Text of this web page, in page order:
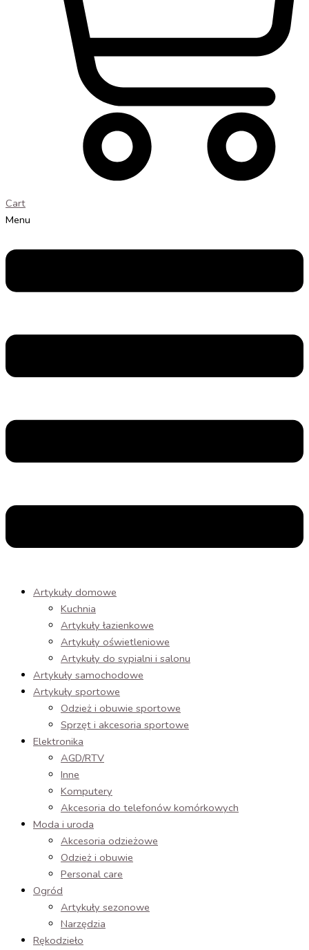
Cart
Menu
Artykuły domowe
Kuchnia
Artykuły łazienkowe
Artykuły oświetleniowe
Artykuły do sypialni i salonu
Artykuły samochodowe
Artykuły sportowe
Odzież i obuwie sportowe
Sprzęt i akcesoria sportowe
Elektronika
AGD/RTV
Inne
Komputery
Akcesoria do telefonów komórkowych
Moda i uroda
Akcesoria odzieżowe
Odzież i obuwie
Personal care
Ogród
Artykuły sezonowe
Narzędzia
Rękodzieło